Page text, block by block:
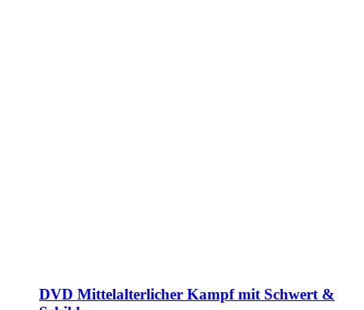
DVD Mittelalterlicher Kampf mit Schwert &